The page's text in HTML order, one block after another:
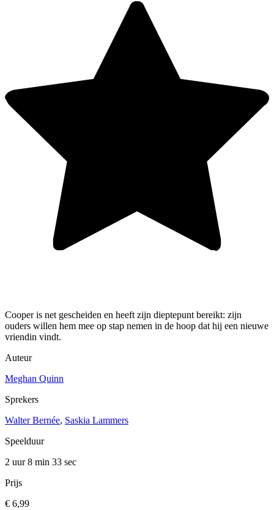
Cooper is net gescheiden en heeft zijn dieptepunt bereikt: zijn
ouders willen hem mee op stap nemen in de hoop dat hij een nieuwe
vriendin vindt.
Auteur
Meghan Quinn
Sprekers
Walter Bernée, Saskia Lammers
Speelduur
2 uur 8 min 33 sec
Prijs
€ 6,99